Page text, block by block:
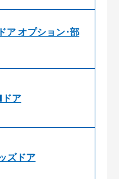
ア オプション･部
ア
ズドア